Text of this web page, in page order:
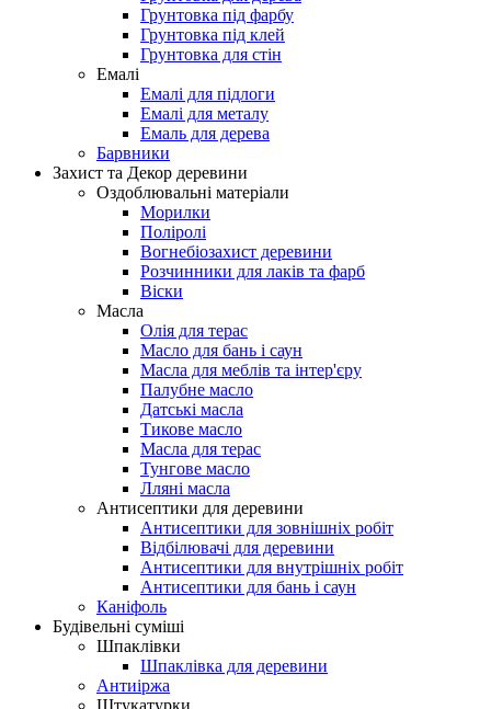
Грунтовка під фарбу
Грунтовка під клей
Грунтовка для стін
Емалі
Емалі для підлоги
Емалі для металу
Емаль для дерева
Барвники
Захист та Декор деревини
Оздоблювальні матеріали
Морилки
Поліролі
Вогнебіозахист деревини
Розчинники для лаків та фарб
Віски
Масла
Олія для терас
Масло для бань і саун
Масла для меблів та інтер'єру
Палубне масло
Датські масла
Тикове масло
Масла для терас
Тунгове масло
Лляні масла
Антисептики для деревини
Антисептики для зовнішніх робіт
Відбілювачі для деревини
Антисептики для внутрішніх робіт
Антисептики для бань і саун
Каніфоль
Будівельні суміші
Шпаклівки
Шпаклівка для деревини
Антиіржа
Штукатурки